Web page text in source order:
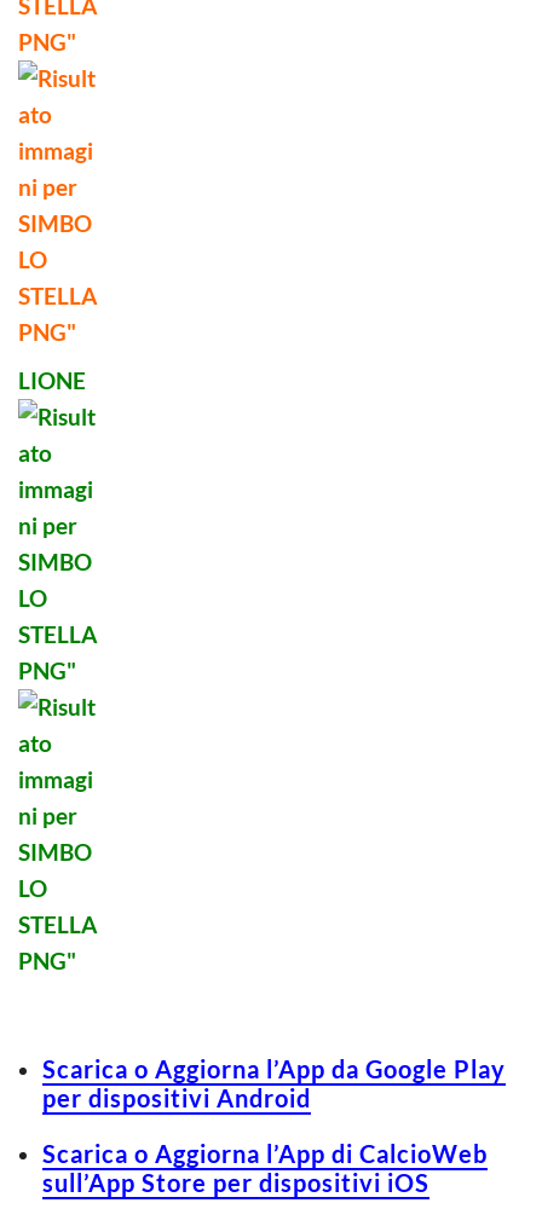
LIONE
Scarica o Aggiorna l’App da Google Play
per dispositivi Android
Scarica o Aggiorna l’App di CalcioWeb
sull’App Store per dispositivi iOS